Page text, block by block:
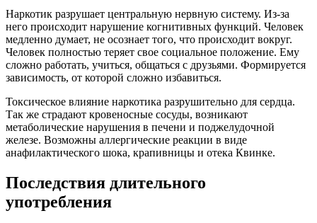
Наркотик разрушает центральную нервную систему. Из-за
него происходит нарушение когнитивных функций. Человек
медленно думает, не осознает того, что происходит вокруг.
Человек полностью теряет свое социальное положение. Ему
сложно работать, учиться, общаться с друзьями. Формируется
зависимость, от которой сложно избавиться.
Токсическое влияние наркотика разрушительно для сердца.
Так же страдают кровеносные сосуды, возникают
метаболические нарушения в печени и поджелудочной
железе. Возможны аллергические реакции в виде
анафилактического шока, крапивницы и отека Квинке.
Последствия длительного
употребления